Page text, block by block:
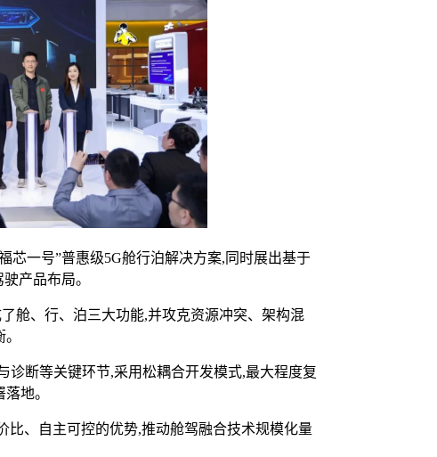
芯一号”普惠级5G舱行泊解决方案,同时展出基于
产品布局。
舱、行、泊三大功能,并攻克资源冲突、架构混
诊断等关键环节,采用松耦合开发模式,最大程度复
地。
比、自主可控的优势,推动舱驾融合技术规模化量